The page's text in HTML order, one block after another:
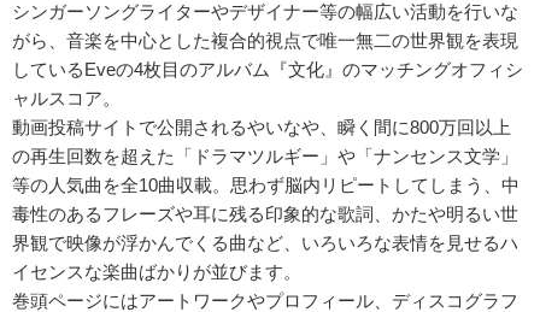
シンガーソングライターやデザイナー等の幅広い活動を行いな
がら、音楽を中心とした複合的視点で唯一無二の世界観を表現
しているEveの4枚目のアルバム『文化』のマッチングオフィシ
ャルスコア。
動画投稿サイトで公開されるやいなや、瞬く間に800万回以上
の再生回数を超えた「ドラマツルギー」や「ナンセンス文学」
等の人気曲を全10曲収載。思わず脳内リピートしてしまう、中
毒性のあるフレーズや耳に残る印象的な歌詞、かたや明るい世
界観で映像が浮かんでくる曲など、いろいろな表情を見せるハ
イセンスな楽曲ばかりが並びます。
巻頭ページにはアートワークやプロフィール、ディスコグラフ